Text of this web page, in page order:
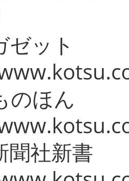
ゼット
のほん
聞社新書